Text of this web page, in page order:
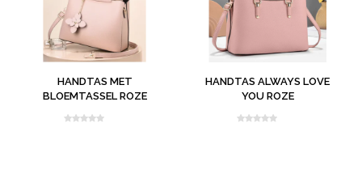
HANDTAS MET
BLOEMTASSEL ROZE
HANDTAS ALWAYS LOVE
YOU ROZE